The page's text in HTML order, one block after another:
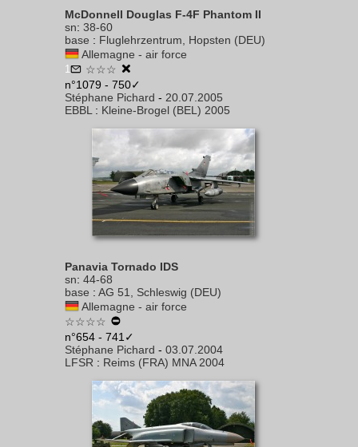
McDonnell Douglas F-4F Phantom II
sn: 38-60
base : Fluglehrzentrum, Hopsten (DEU)
Allemagne - air force
1
☆☆☆
n°1079 - 750✓
Stéphane Pichard - 20.07.2005
EBBL : Kleine-Brogel (BEL) 2005
Panavia Tornado IDS
sn: 44-68
base : AG 51, Schleswig (DEU)
Allemagne - air force
☆☆☆☆
n°654 - 741✓
Stéphane Pichard - 03.07.2004
LFSR : Reims (FRA) MNA 2004